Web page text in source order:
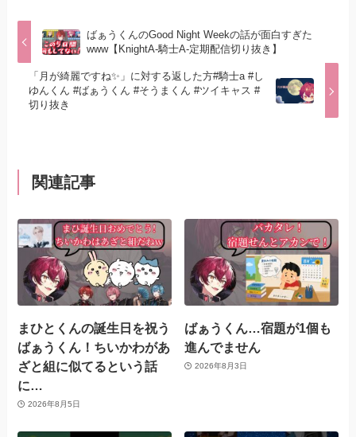
ばぁうくんのGood Night Weekの話が面白すぎた
www【KnightA-騎士A-定期配信切り抜き】
「月が綺麗ですね✨」に対する返した方#騎士a #し
ゆんくん #ばぁうくん #そうまくん #ツイキャス #
切り抜き
関連記事
まひとくんの誕生日を祝う
ばぁうくん！ちいかわがあ
ざと組に似てるという話
に…
2026年8月5日
ばぁうくん…宿題が1個も
進んでません
2026年8月3日